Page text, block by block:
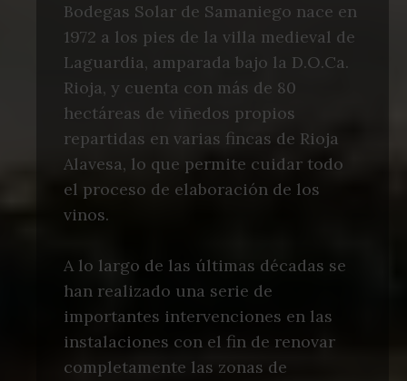
Bodegas Solar de Samaniego nace en
1972 a los pies de la villa medieval de
Laguardia, amparada bajo la D.O.Ca.
Rioja, y cuenta con más de 80
hectáreas de viñedos propios
repartidas en varias fincas de Rioja
Alavesa, lo que permite cuidar todo
el proceso de elaboración de los
vinos.
A lo largo de las últimas décadas se
han realizado una serie de
importantes intervenciones en las
instalaciones con el fin de renovar
completamente las zonas de